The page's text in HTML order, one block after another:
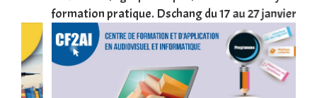
formation pratique. Dschang du 17 au 27 janvier 2022